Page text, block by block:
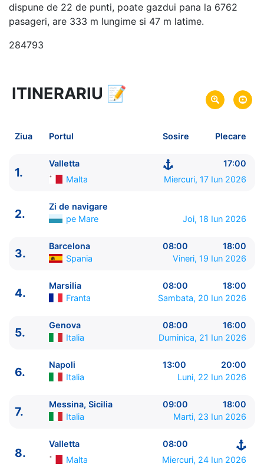
dispune de 22 de punti, poate gazdui pana la 6762
pasageri, are 333 m lungime si 47 m latime.
284793
8 zile vacanta de croaziera in
Marea Mediterana de Vest -
Plecare pe 17 Iun 2026 din Valletta, Malta
MSC Cruises
ITINERARIU
----------------------------------------
1. Valletta Malta
Barcelona Spania
08:00 - 18:00
4.
Franta
6.
Napoli Italia
7. Messina, Sicilia
09:00 - 18:00
ITINERARIU 📝
Ziua Portul Sosire Plecare
1.
Valletta
17:00
Malta
Miercuri, 17 Iun 2026
2.
Zi de navigare
pe Mare
Joi, 18 Iun 2026
3.
Barcelona 08:00
18:00
Spania
Vineri, 19 Iun 2026
4.
Marsilia 08:00
18:00
Franta
Sambata, 20 Iun 2026
5.
Genova 08:00
16:00
Italia
Duminica, 21 Iun 2026
6.
Napoli 13:00
20:00
Italia
Luni, 22 Iun 2026
7.
Messina, Sicilia 09:00
18:00
Italia
Marti, 23 Iun 2026
8.
Valletta
08:00
Malta
Miercuri, 24 Iun 2026